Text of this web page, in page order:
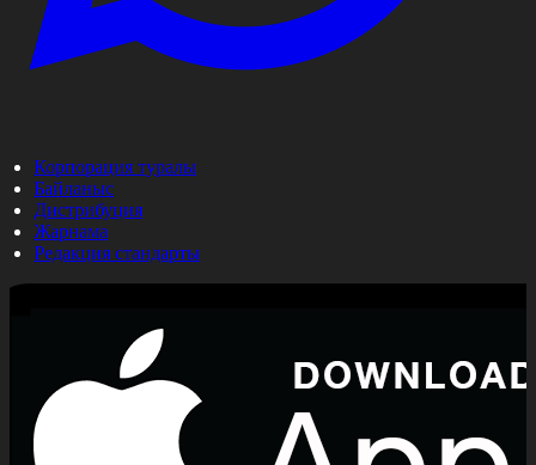
Корпорация туралы
Байланыс
Дистрибуция
Жарнама
Редакция стандарты